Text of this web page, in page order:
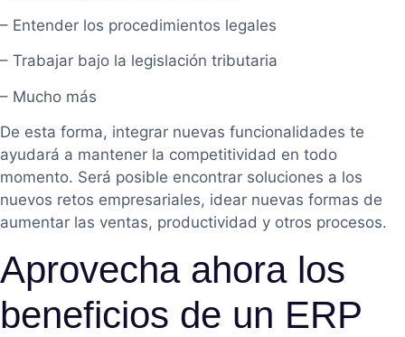
– Entender los procedimientos legales
– Trabajar bajo la legislación tributaria
– Mucho más
De esta forma, integrar nuevas funcionalidades te
ayudará a mantener la competitividad en todo
momento. Será posible encontrar soluciones a los
nuevos retos empresariales, idear nuevas formas de
aumentar las ventas, productividad y otros procesos.
Aprovecha ahora los
beneficios de un ERP